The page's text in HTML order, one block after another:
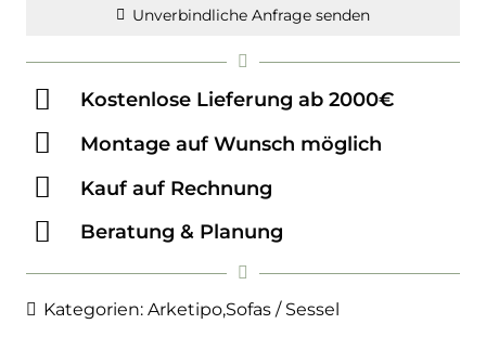
Unverbindliche Anfrage senden
Kostenlose Lieferung ab 2000€
Montage auf Wunsch möglich
Kauf auf Rechnung
Beratung & Planung
Kategorien:Arketipo,Sofas / Sessel